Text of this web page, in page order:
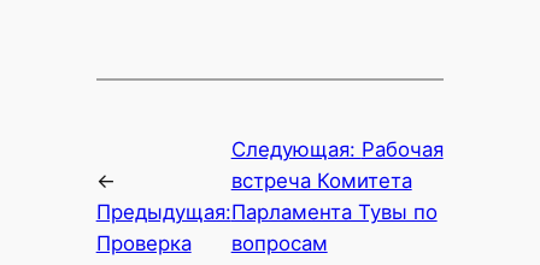
←
Предыдущая:
Проверка
Следующая: Рабочая
встреча Комитета
Парламента Тувы по
вопросам